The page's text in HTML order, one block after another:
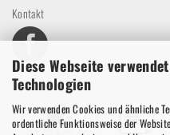
Diese Webseite
Technologien
Wir verwenden Cookies und ähnliche
ordentliche Funktionsweise der
Kontakt